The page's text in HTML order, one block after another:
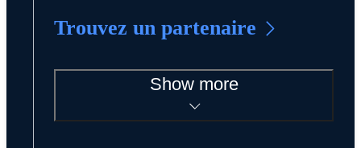
Trouvez un partenaire
Show more